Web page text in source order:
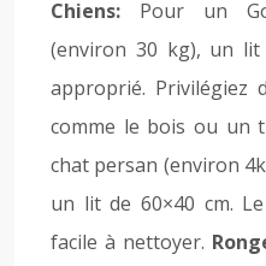
Chiens: Pour un
(environ 30 kg), un lit
approprié. Privilégiez
comme le bois ou un
chat persan (environ
un lit de 60×40 cm.
facile à nettoyer.